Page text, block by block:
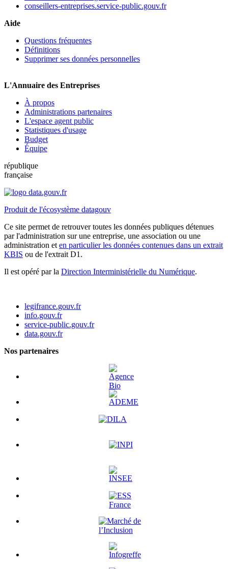
conseillers-entreprises.service-public.gouv.fr
Aide
Questions fréquentes
Définitions
Supprimer ses données personnelles
L'Annuaire des Entreprises
À propos
Administrations partenaires
L'espace agent public
Statistiques d'usage
Budget
Équipe
république
française
Produit de l'écosystème datagouv
Ce site permet de retrouver toutes les données publiques détenues
par l'administration sur une entreprise, une association ou une
administration et en particulier les données contenues dans un extrait
KBIS ou de l'extrait D1.
Il est opéré par la Direction Interministérielle du Numérique.
legifrance.gouv.fr
info.gouv.fr
service-public.gouv.fr
data.gouv.fr
Nos partenaires